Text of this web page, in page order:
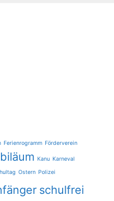
Ferienrogramm Förderverein
Kanu Karneval
Ostern Polizei
schulfrei